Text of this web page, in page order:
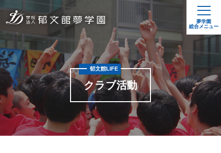
夢学園
総合メニュー
クラブ活動
郁文館LIFE